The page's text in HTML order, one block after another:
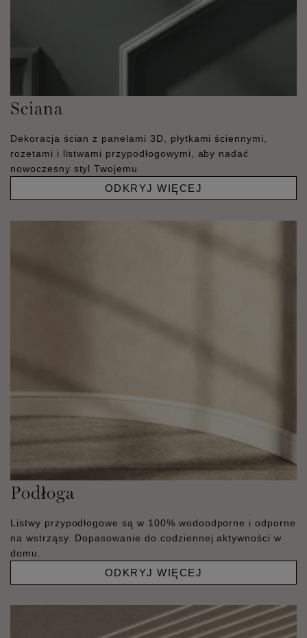
Sciana
Dekoracja ścian z panelami 3D, płytkami ściennymi,
rozetami i listwami przypodłogowymi, aby nadać
nowoczesny styl Twojemu
ODKRYJ WIĘCEJ
Podłoga
Listwy przypodłogowe są w 100% wodoodporne i odporne
na wstrząsy. Dopasowanie do codziennej aktywności w
domu.
ODKRYJ WIĘCEJ